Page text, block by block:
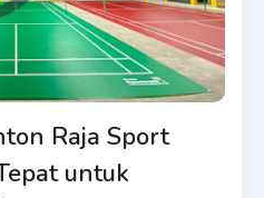
Raja Sport
untuk